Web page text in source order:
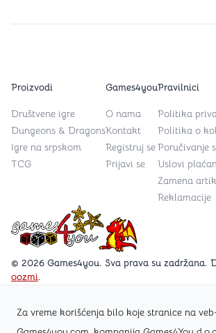
Za vreme korišćenja bilo koje stranice na
Games4you logo
© 2026 Games4you. Sva prava su zadržana.
oozmi.
Posetite Facebook stranicu /Games4you.rs
Proizvodi
Društvene igre
Dungeons & Dragons
Igre na srpskom
TCG
Games4you
O nama
Kontakt
Registruj se
Prijavi se
Pravilnici
Politika
Politika o
Poručivanje
Uslovi
Zamena
Reklamacije